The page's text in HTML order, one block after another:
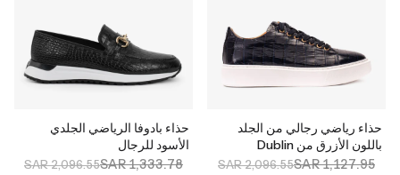
حذاء رياضي رجالي من الجلد
باللون الأزرق من Dublin
SAR 1,127.95
SAR 2,096.55
حذاء بادوفا الرياضي الجلدي
الأسود للرجال
SAR 1,333.78
SAR 2,096.55